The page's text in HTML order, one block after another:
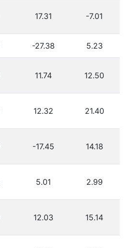
17.31 -7.01
-27.38 5.23
11.74 12.50
12.32 21.40
-17.45 14.18
5.01 2.99
12.03 15.14